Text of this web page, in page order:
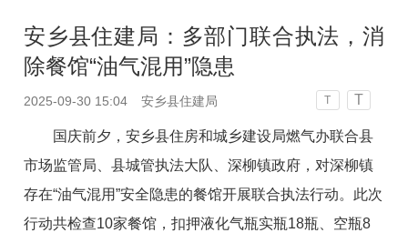
安乡县住建局：多部门联合执法，消
除餐馆“油气混用”隐患
2025-09-30 15:04 安乡县住建局 T T
国庆前夕，安乡县住房和城乡建设局燃气办联合县
市场监管局、县城管执法大队、深柳镇政府，对深柳镇
存在“油气混用”安全隐患的餐馆开展联合执法行动。此次
行动共检查10家餐馆，扣押液化气瓶实瓶18瓶、空瓶8